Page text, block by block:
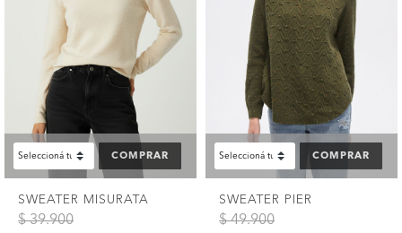
COMPRAR
SWEATER MISURATA
Precio reducido de
$ 39.900a
COMPRAR
SWEATER PIER
Precio reducido de
$ 49.900a